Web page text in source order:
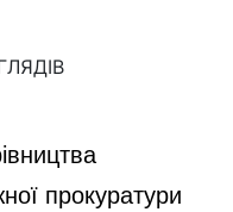
прокуратури